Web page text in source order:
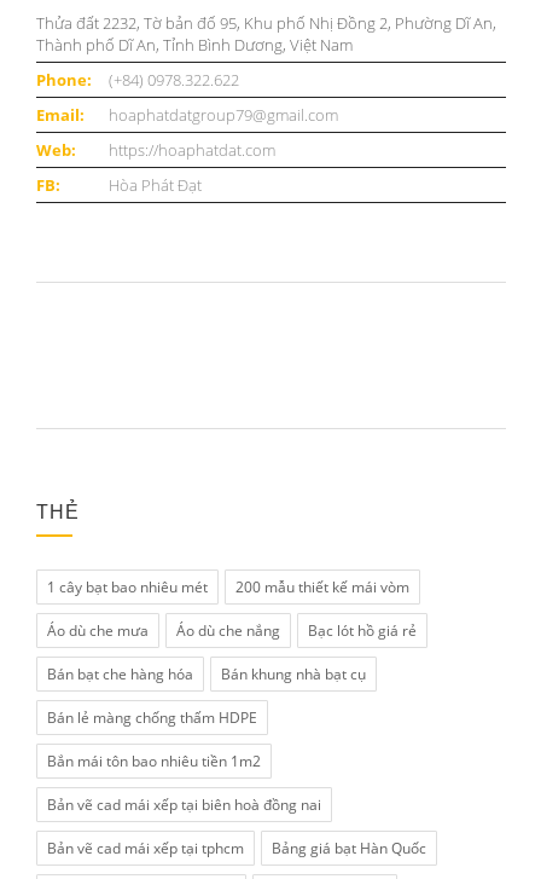
Thửa đất 2232, Tờ bản đố 95, Khu phố Nhị Đồng 2, Phường Dĩ An,
Thành phố Dĩ An, Tỉnh Bình Dương, Việt Nam
Phone:
(+84) 0978.322.622
Email:
hoaphatdatgroup79@gmail.com
Web:
https://hoaphatdat.com
FB:
Hòa Phát Đạt
THẺ
1 cây bạt bao nhiêu mét 200 mẫu thiết kế mái vòm
Áo dù che mưa Áo dù che nắng Bạc lót hồ giá rẻ
Bán bạt che hàng hóa Bán khung nhà bạt cụ
Bán lẻ màng chống thấm HDPE
Bắn mái tôn bao nhiêu tiền 1m2
Bản vẽ cad mái xếp tại biên hoà đồng nai
Bản vẽ cad mái xếp tại tphcm Bảng giá bạt Hàn Quốc